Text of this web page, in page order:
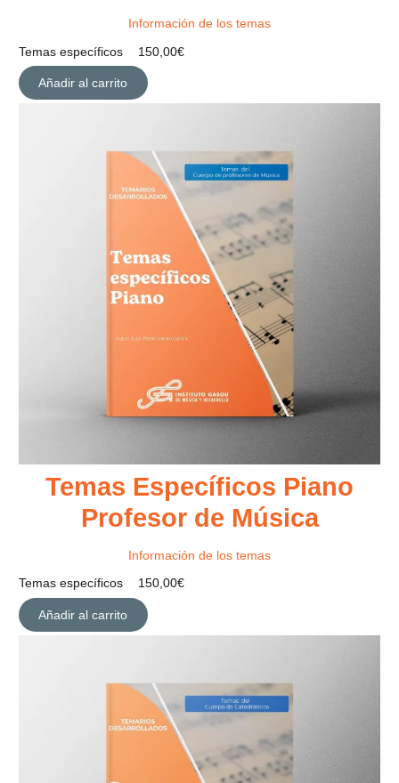
Información de los temas
Temas específicos
150,00€
Añadir al carrito
Temas Específicos Piano
Profesor de Música
Información de los temas
Temas específicos
150,00€
Añadir al carrito